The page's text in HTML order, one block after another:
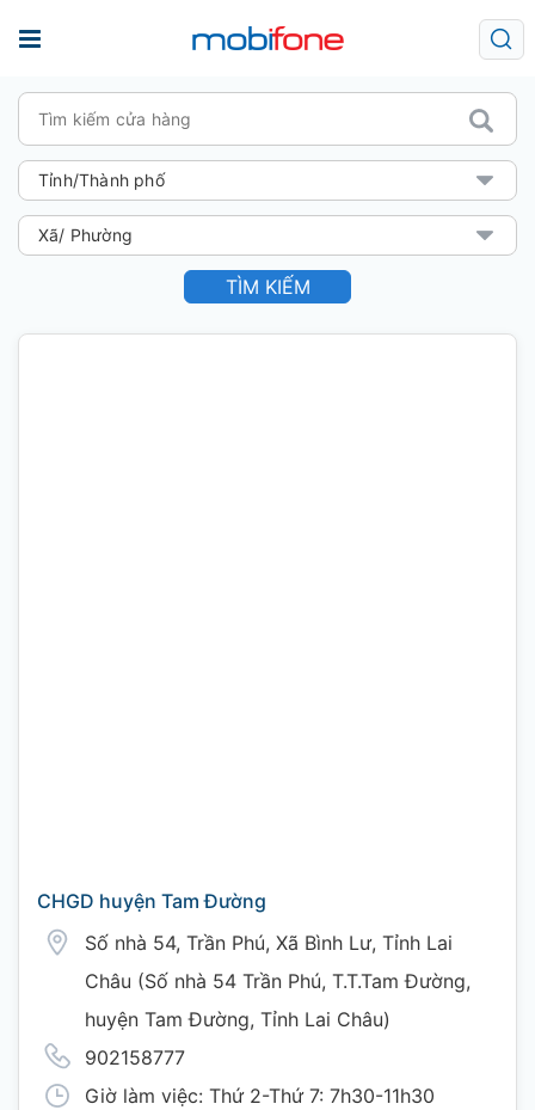
TÌM KIẾM
CHGD huyện Tam Đường
Số nhà 54, Trần Phú, Xã Bình Lư, Tỉnh Lai
Châu (Số nhà 54 Trần Phú, T.T.Tam Đường,
huyện Tam Đường, Tỉnh Lai Châu)
902158777
Giờ làm việc: Thứ 2-Thứ 7: 7h30-11h30